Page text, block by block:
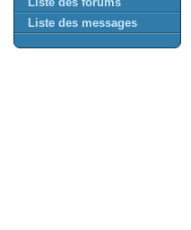
Liste des messages